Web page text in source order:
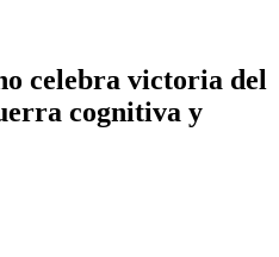
celebra victoria del
cognitiva y